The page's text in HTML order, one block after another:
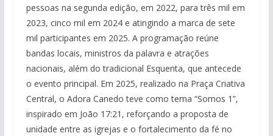
pessoas na segunda edição, em 2022, para três mil em
2023, cinco mil em 2024 e atingindo a marca de sete
mil participantes em 2025. A programação reúne
bandas locais, ministros da palavra e atrações
nacionais, além do tradicional Esquenta, que antecede
o evento principal. Em 2025, realizado na Praça Criativa
Central, o Adora Canedo teve como tema “Somos 1”,
inspirado em João 17:21, reforçando a proposta de
unidade entre as igrejas e o fortalecimento da fé no